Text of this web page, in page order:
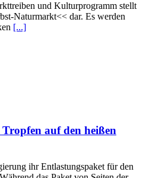
und Kulturprogramm stellt
Naturmarkt<< dar. Es werden
[...]
auf den heißen
ihr Entlastungspaket für den